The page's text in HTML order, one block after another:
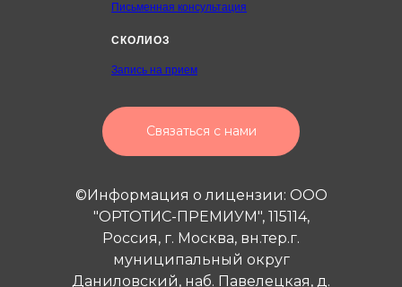
Письменная консультация
СКОЛИОЗ
Запись на прием
Связаться с нами
©Информация о лицензии: ООО
"ОРТОТИС-ПРЕМИУМ", 115114,
Россия, г. Москва, вн.тер.г.
муниципальный округ
Даниловский, наб. Павелецкая, д.